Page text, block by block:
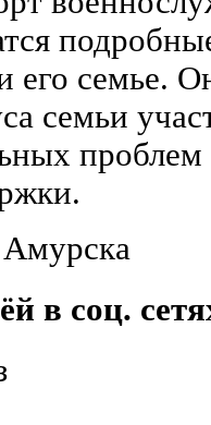
его семье.
семьи
в соц.